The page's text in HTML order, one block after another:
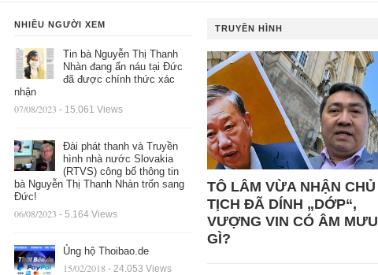
NHIỀU NGƯỜI XEM
Tin bà Nguyễn Thị Thanh
Nhàn đang ẩn náu tại Đức
đã được chính thức xác
nhận
07/08/2023 - 15.061 Views
Đài phát thanh và Truyền
hình nhà nước Slovakia
(RTVS) công bố thông tin
bà Nguyễn Thị Thanh Nhàn trốn sang
Đức!
06/08/2023 - 5.164 Views
Ủng hộ Thoibao.de
15/02/2018 - 24.053 Views
TRUYỀN HÌNH
TÔ LÂM VỪA NHẬN CHỦ
TỊCH ĐÃ DÍNH „DỚP“,
VƯỢNG VIN CÓ ÂM MƯU
GÌ?